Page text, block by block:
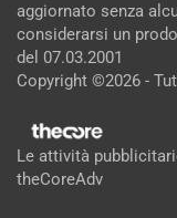
aggiornato senza
considerarsi un
del 07.03.2001
Copyright ©2026 -
Le attività
theCoreAdv